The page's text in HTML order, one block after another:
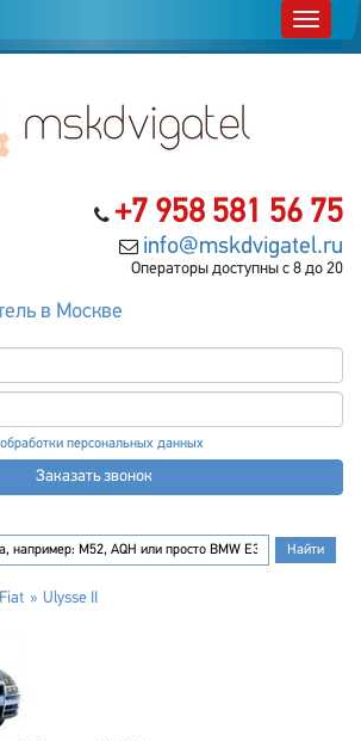
+7 958 581 56 75
info@mskdvigatel.ru
Операторы доступны с 8 до 20
в Москве
персональных данных
Заказать звонок
Fiat Ulysse II